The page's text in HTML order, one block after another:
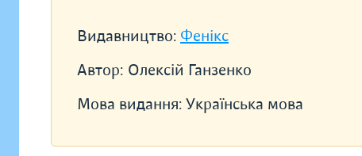
Видавництво: Фенікс
Автор: Олексій Ганзенко
Мова видання: Українська мова